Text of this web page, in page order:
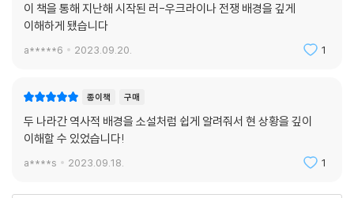
안일한 태도로 무시했다. 두 차례 시민혁명을 통해 친러시아 성향의 대통
령을 축출하고 친서방 정권을 수립하는 과정에서 우크라이나는 전 세계인
들의 환호를 받았고 이로 인한 자신감 과잉이 러시아와 국경을 맞대고 있
하게 되면 러시아의 공격으로부터 안전해질 수 있다며 우크라이나는 서방
이 책을 통해 지난해 시작된 러-우크라이나 전쟁 배경을 깊게
이해하게 됐습니다
a*****6 2023.09.20. 1
종이책 구매
두 나라간 역사적 배경을 소설처럼 쉽게 알려줘서 현 상황을 깊이
이해할 수 있었습니다!
a****s 2023.09.18. 1